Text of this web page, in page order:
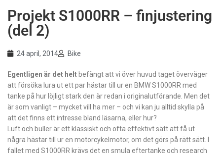
Projekt S1000RR – finjustering
(del 2)
24 april, 2014 Bike
Egentligen är det helt befängt att vi över huvud taget överväger
att försöka lura ut ett par hästar till ur en BMW S1000RR med
tanke på hur löjligt stark den är redan i originalutförande. Men det
är som vanligt – mycket vill ha mer – och vi kan ju alltid skylla på
att det finns ett intresse bland läsarna, eller hur?
Luft och buller är ett klassiskt och ofta effektivt sätt att få ut
några hästar till ur en motor­cykelmotor, om det görs på rätt sätt. I
fallet med S1000RR krävs det en smula eftertanke och research